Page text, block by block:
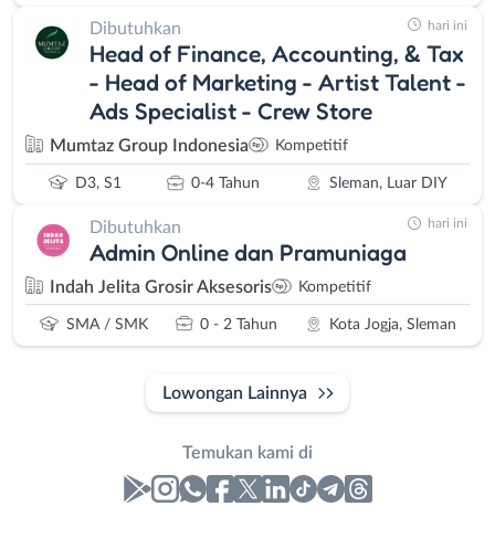
Dibutuhkan
Head of Finance, Accounting, & Tax
- Head of Marketing - Artist Talent -
Ads Specialist - Crew Store
Mumtaz Group Indonesia Kompetitif
D3, S1 0-4 Tahun Sleman, Luar DIY
hari ini
Dibutuhkan
Admin Online dan Pramuniaga
Indah Jelita Grosir Aksesoris Kompetitif
SMA / SMK 0 - 2 Tahun Kota Jogja, Sleman
hari ini
Lowongan Lainnya
Temukan kami di